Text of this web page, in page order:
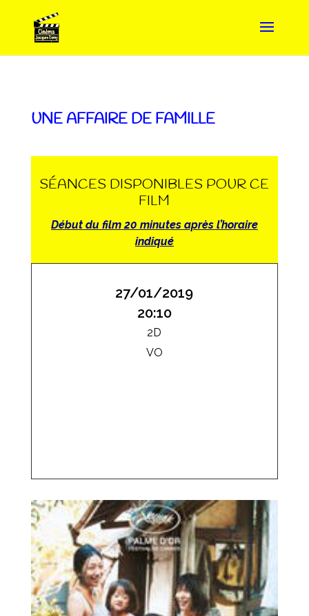
UNE AFFAIRE DE FAMILLE
SÉANCES DISPONIBLES POUR CE
FILM
Début du film 20 minutes après l’horaire
indiqué
27/01/2019
20:10
2D
VO